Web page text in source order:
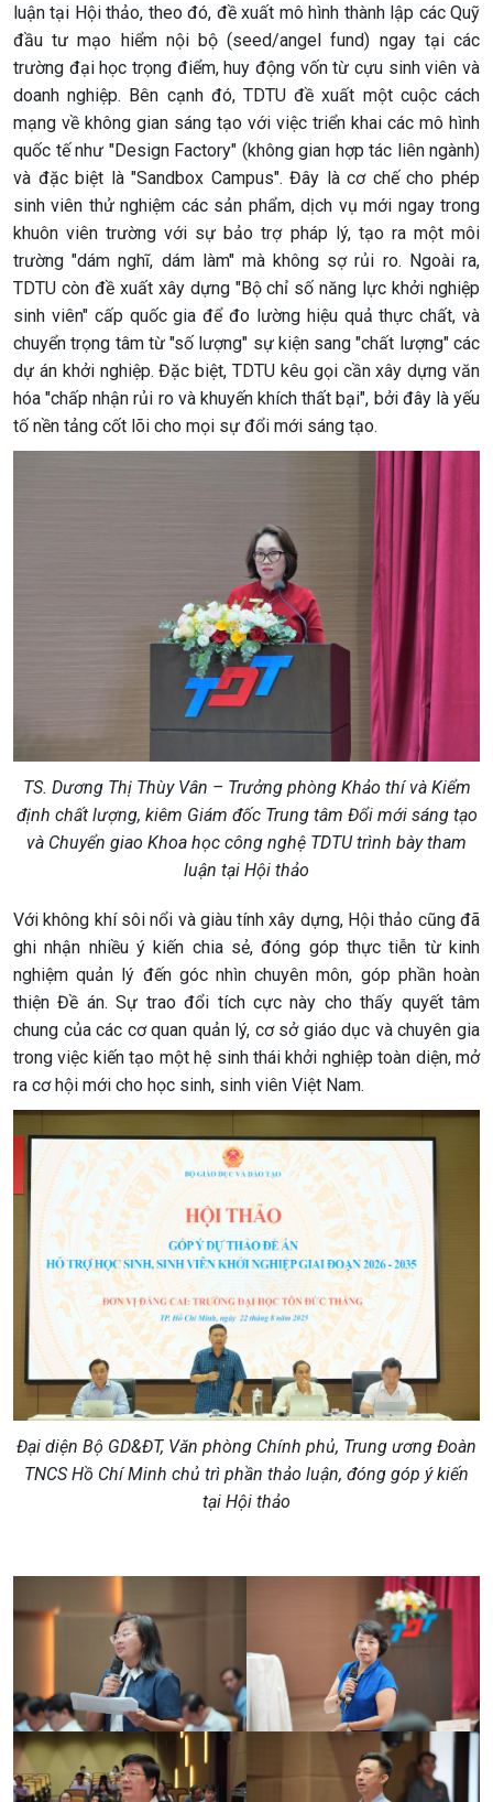
luận tại Hội thảo, theo đó, đề xuất mô hình thành lập các Quỹ
đầu tư mạo hiểm nội bộ (seed/angel fund) ngay tại các
trường đại học trọng điểm, huy động vốn từ cựu sinh viên và
doanh nghiệp. Bên cạnh đó, TDTU đề xuất một cuộc cách
mạng về không gian sáng tạo với việc triển khai các mô hình
quốc tế như "Design Factory" (không gian hợp tác liên ngành)
và đặc biệt là "Sandbox Campus". Đây là cơ chế cho phép
sinh viên thử nghiệm các sản phẩm, dịch vụ mới ngay trong
khuôn viên trường với sự bảo trợ pháp lý, tạo ra một môi
trường "dám nghĩ, dám làm" mà không sợ rủi ro. Ngoài ra,
TDTU còn đề xuất xây dựng "Bộ chỉ số năng lực khởi nghiệp
sinh viên" cấp quốc gia để đo lường hiệu quả thực chất, và
chuyển trọng tâm từ "số lượng" sự kiện sang "chất lượng" các
dự án khởi nghiệp. Đặc biệt, TDTU kêu gọi cần xây dựng văn
hóa "chấp nhận rủi ro và khuyến khích thất bại", bởi đây là yếu
tố nền tảng cốt lõi cho mọi sự đổi mới sáng tạo.
TS. Dương Thị Thùy Vân – Trưởng phòng Khảo thí và Kiểm
định chất lượng, kiêm Giám đốc Trung tâm Đổi mới sáng tạo
và Chuyển giao Khoa học công nghệ TDTU trình bày tham
luận tại Hội thảo
Với không khí sôi nổi và giàu tính xây dựng, Hội thảo cũng đã
ghi nhận nhiều ý kiến chia sẻ, đóng góp thực tiễn từ kinh
nghiệm quản lý đến góc nhìn chuyên môn, góp phần hoàn
thiện Đề án. Sự trao đổi tích cực này cho thấy quyết tâm
chung của các cơ quan quản lý, cơ sở giáo dục và chuyên gia
trong việc kiến tạo một hệ sinh thái khởi nghiệp toàn diện, mở
ra cơ hội mới cho học sinh, sinh viên Việt Nam.
Đại diện Bộ GD&ĐT, Văn phòng Chính phủ, Trung ương Đoàn
TNCS Hồ Chí Minh chủ trì phần thảo luận, đóng góp ý kiến
tại Hội thảo